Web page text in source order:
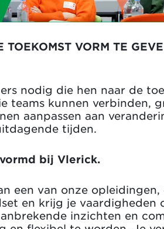
TOEKOMST VORM TE
nodig die hen naar de
teams kunnen verbinden,
aanpassen aan
tijden.
bij Vlerick.
een van onze
en krijg je vaardigheden
inzichten en